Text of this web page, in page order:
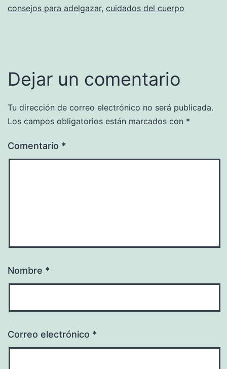
consejos para adelgazar, cuidados del cuerpo
Dejar un comentario
Tu dirección de correo electrónico no será publicada.
Los campos obligatorios están marcados con *
Comentario *
Nombre *
Correo electrónico *